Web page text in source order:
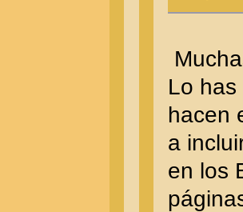
Lo has
hacen
a
en los